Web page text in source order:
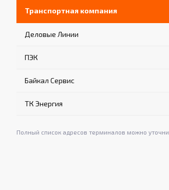
Транспортная компания
Деловые Линии
ПЭК
Байкал Сервис
ТК Энергия
Полный список адресов терминалов можно